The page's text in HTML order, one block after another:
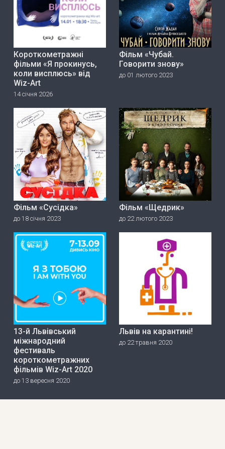
Короткометражні
фільми «Я прокинусь,
коли висплюсь» від
Wiz-Art
14 січня 2026
Фільм «Чубай.
Говорити знову»
до 01 лютого 2023
Фільм «Сусідка»
до 18 січня 2023
Фільм «Щедрик»
до 22 лютого 2023
13-й Львівський
міжнародний
фестиваль
короткометражних
фільмів Wiz-Art 2020
до 13 вересня 2020
Львів на карантині!
до 22 травня 2020